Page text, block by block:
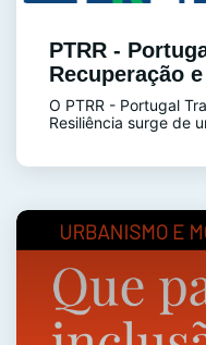
PTRR -
Recuperação
O PTRR - Portugal
Resiliência surge de